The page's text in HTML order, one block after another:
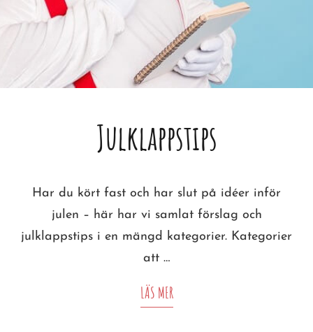
Julklappstips
Har du kört fast och har slut på idéer inför
julen – här har vi samlat förslag och
julklappstips i en mängd kategorier. Kategorier
att …
LÄS MERJULKLAPPSTIPS